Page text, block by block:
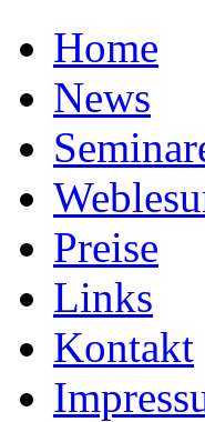
Home
News
Preise
Links
Kontakt